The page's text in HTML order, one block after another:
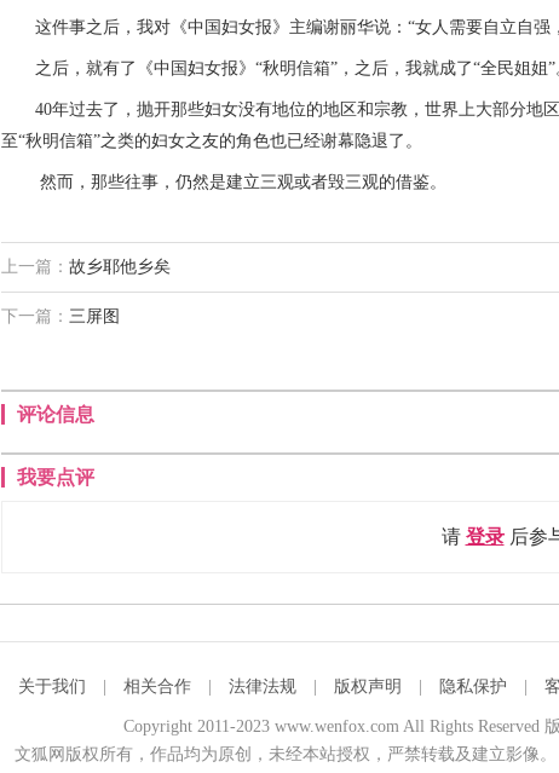
这件事之后，我对《中国妇女报》主编谢丽华说：“女人需要自立自强
之后，就有了《中国妇女报》“秋明信箱”，之后，我就成了“全民姐姐”
40年过去了，抛开那些妇女没有地位的地区和宗教，世界上大部分地
至“秋明信箱”之类的妇女之友的角色也已经谢幕隐退了。
然而，那些往事，仍然是建立三观或者毁三观的借鉴。
上一篇： 故乡耶他乡矣
下一篇： 三屏图
评论信息
我要点评
请 登录后参
关于我们 相关合作 法律法规 版权声明 隐私保护
Copyright 2011-2023 www.wenfox.com All Rights Reserved
文狐网版权所有，作品均为原创，未经本站授权，严禁转载及建立影像。